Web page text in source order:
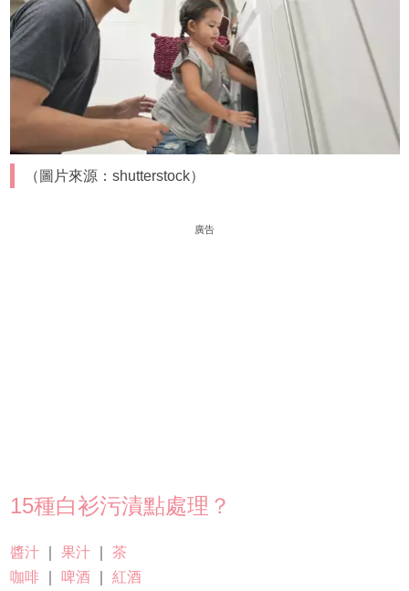
（圖片來源：shutterstock）
廣告
15種白衫污漬點處理？
醬汁｜ 果汁｜ 茶
咖啡｜ 啤酒｜ 紅酒